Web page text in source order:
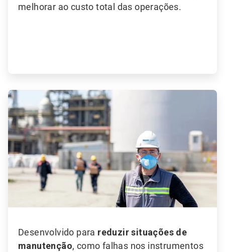
melhorar ao custo total das operações.
ArticleTile
de
6
Desenvolvido para reduzir situações de
manutenção, como falhas nos instrumentos